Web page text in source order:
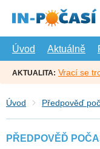
hlavní
Úvod
Aktuálně
AKTUALITA: Vrací se
Úvod Předpověď
PŘEDPOVĚĎ